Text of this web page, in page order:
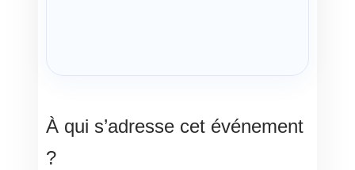
À qui s’adresse cet événement
?